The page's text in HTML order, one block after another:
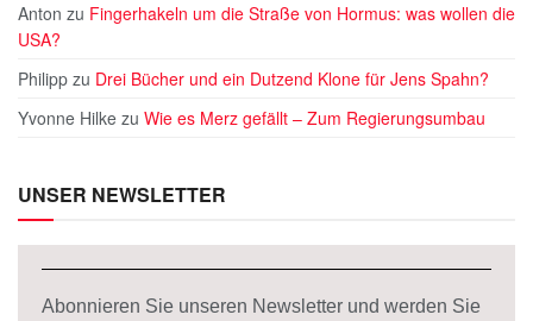
Anton zu Fingerhakeln um die Straße von Hormus: was wollen die
USA?
Philipp zu Drei Bücher und ein Dutzend Klone für Jens Spahn?
Yvonne Hilke zu Wie es Merz gefällt – Zum Regierungsumbau
UNSER NEWSLETTER
Abonnieren Sie unseren Newsletter und werden Sie